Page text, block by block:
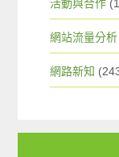
活動與合作
網站流量分析
網路新知